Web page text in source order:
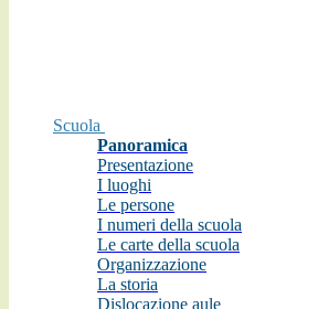
Scuola
Panoramica
Presentazione
I luoghi
Le persone
I numeri della scuola
Le carte della scuola
Organizzazione
La storia
Dislocazione aule